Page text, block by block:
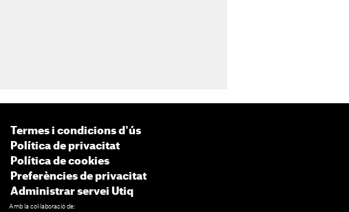
Termes i condicions d'ús
Política de privacitat
Política de cookies
Preferències de privacitat
Administrar servei Utiq
Amb la col·laboració de: